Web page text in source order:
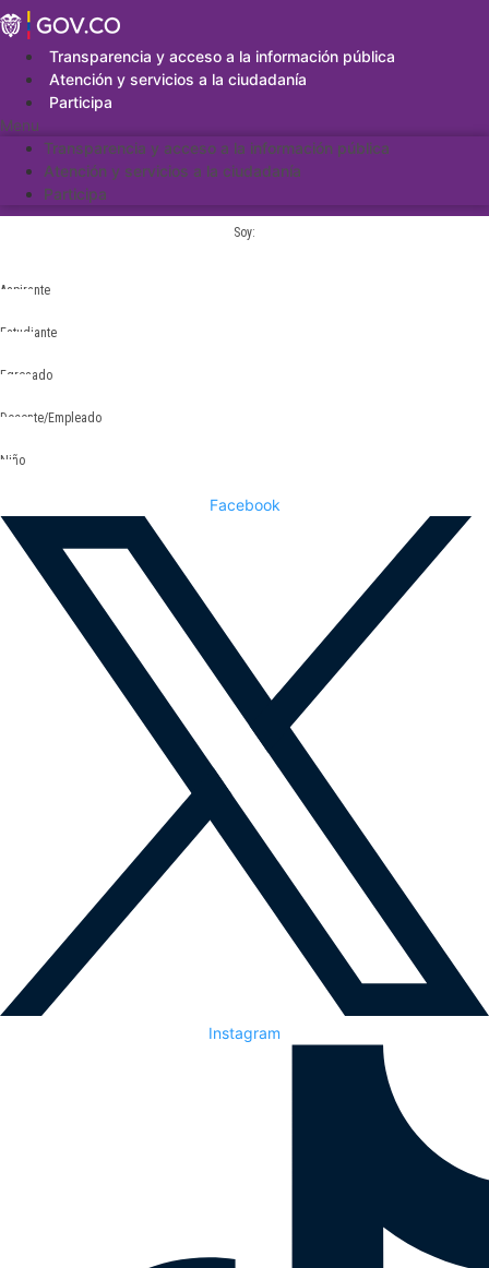
Saltar
al
contenidoTransparencia y acceso a la información pública
Atención y servicios a la ciudadanía
Participa
Menu
Transparencia y acceso a la información pública
Atención y servicios a la ciudadanía
Participa
Soy:
Aspirante
Estudiante
Egresado
Docente/Empleado
Niño
Facebook
Instagram